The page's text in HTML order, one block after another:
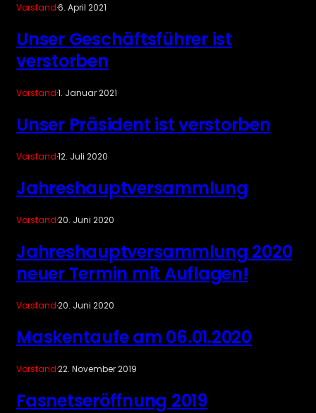
Vorstand·6. April 2021
Unser Geschäftsführer ist
verstorben
Vorstand·1. Januar 2021
Unser Präsident ist verstorben
Vorstand·12. Juli 2020
Jahreshauptversammlung
Vorstand·20. Juni 2020
Jahreshauptversammlung 2020
neuer Termin mit Auflagen!
Vorstand·20. Juni 2020
Maskentaufe am 06.01.2020
Vorstand·22. November 2019
Fasnetseröffnung 2019